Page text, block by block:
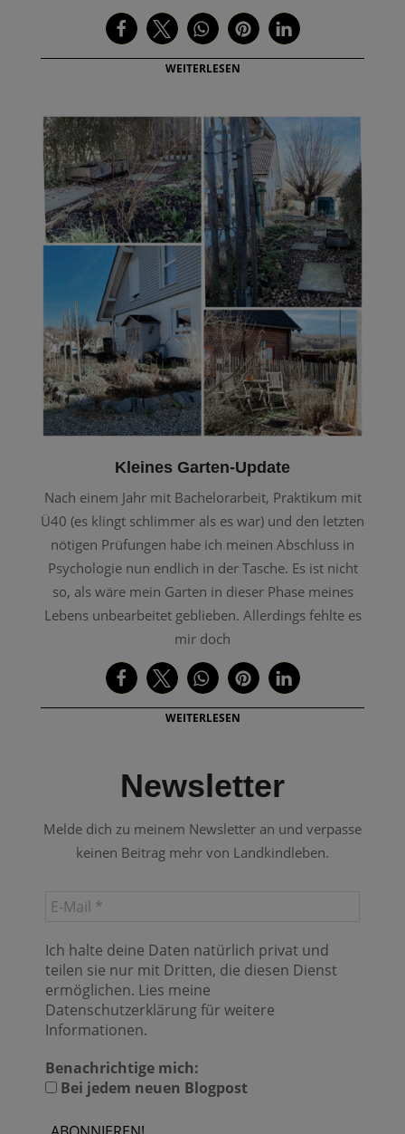
WEITERLESEN
Kleines Garten-Update
Nach einem Jahr mit Bachelorarbeit, Praktikum mit
Ü40 (es klingt schlimmer als es war) und den letzten
nötigen Prüfungen habe ich meinen Abschluss in
Psychologie nun endlich in der Tasche. Es ist nicht
so, als wäre mein Garten in dieser Phase meines
Lebens unbearbeitet geblieben. Allerdings fehlte es
mir doch
WEITERLESEN
Newsletter
Melde dich zu meinem Newsletter an und verpasse
keinen Beitrag mehr von Landkindleben.
Ich halte deine Daten natürlich privat und
teilen sie nur mit Dritten, die diesen Dienst
ermöglichen. Lies meine
Datenschutzerklärung für weitere
Informationen.
Benachrichtige mich:
Bei jedem neuen Blogpost